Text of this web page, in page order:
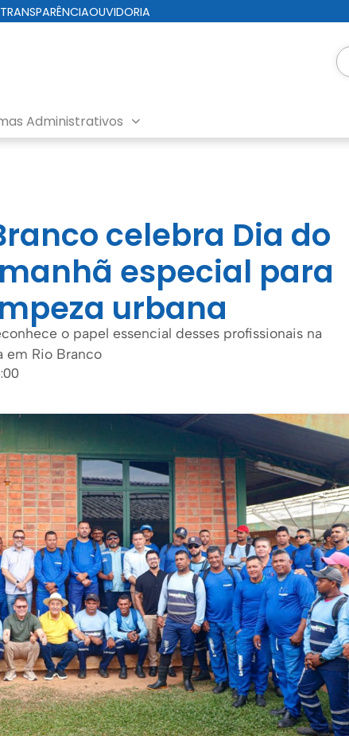
OUVIDORIA
Administrativos
celebra Dia do
especial para
urbana
o papel essencial desses profissionais na
em Rio Branco